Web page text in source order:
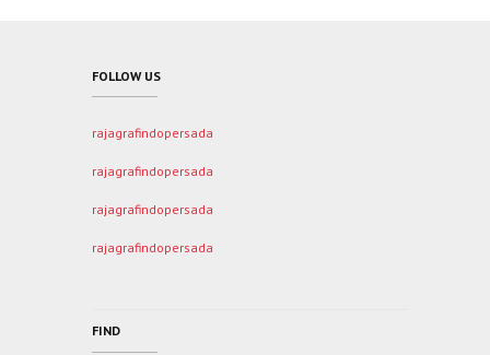
FOLLOW US
rajagrafindopersada
rajagrafindopersada
rajagrafindopersada
rajagrafindopersada
FIND